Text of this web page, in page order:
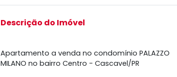
Descrição do Imóvel
Apartamento a venda no condomínio PALAZZO
MILANO no bairro Centro - Cascavel/PR